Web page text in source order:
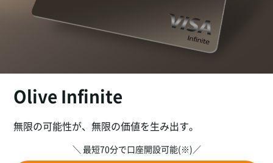
Olive Infinite
無限の可能性が、無限の価値を生み出す。
＼ 最短70分で口座開設可能(※)／